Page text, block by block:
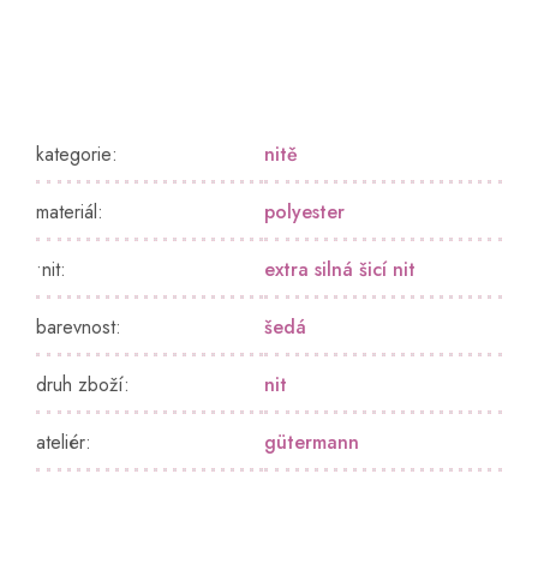
kategorie: nitě
materiál: polyester
•nit: extra silná šicí nit
barevnost: šedá
druh zboží: nit
ateliér: gütermann